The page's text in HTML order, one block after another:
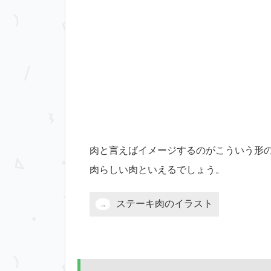
肉と言えばイメージするのがこういう形
肉らしい肉といえるでしょう。
ステーキ肉のイラスト